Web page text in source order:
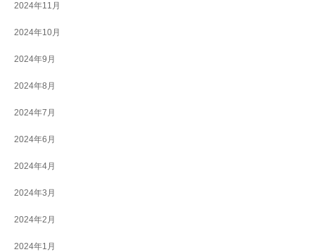
2024年11月
2024年10月
2024年9月
2024年8月
2024年7月
2024年6月
2024年4月
2024年3月
2024年2月
2024年1月